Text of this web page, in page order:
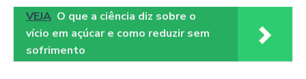
VEJA O que a ciência diz sobre o
vício em açúcar e como reduzir sem
sofrimento